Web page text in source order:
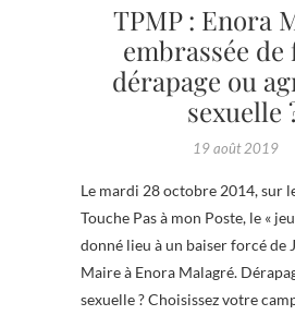
TPMP : Enora
embrassée de
dérapage ou
sexuelle
19 août 2019
Le mardi 28 octobre 2014, sur
Touche Pas à mon Poste, le «
donné lieu à un baiser forcé de
Maire à Enora Malagré.
sexuelle ? Choisissez votre